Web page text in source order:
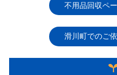
不用品回収ペ
滑川町でのご